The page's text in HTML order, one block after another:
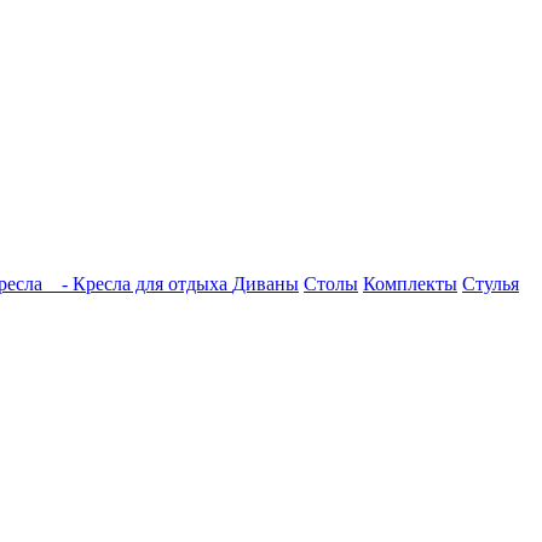
- Кресла для отдыха Диваны Столы Комплекты Стулья